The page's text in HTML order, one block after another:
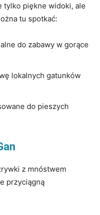
tylko piękne widoki, ale
tu spotkać:
do zabawy w gorące
lokalnych gatunków
do pieszych
z mnóstwem
przyciągną